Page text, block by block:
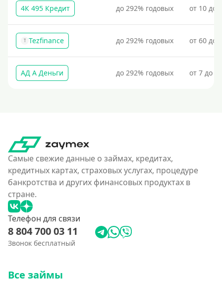
Под 1 %
С пролонгацией (продлением)
Под высокий процент
Без комиссии
В рассрочку
Без процентов
Беспроцентный займ на первый раз
Без процентов на 30 дней
Под 0 %
Условия
С опцией досрочного погашения долга
Со страховкой
4К 495 Кредит до 292% годовых от 10 до
T Tezfinance до 292% годовых от 60 до
АД А Деньги до 292% годовых от 7 до
Самые свежие данные о займах, кредитах,
кредитных картах, страховых услугах, процедуре
банкротства и других финансовых продуктах в
стране.
Телефон для связи
8 804 700 03 11
Звонок бесплатный
Все займы